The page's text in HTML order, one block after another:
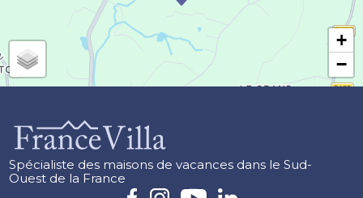
+
−
Spécialiste des maisons de vacances dans le Sud-
Ouest de la France